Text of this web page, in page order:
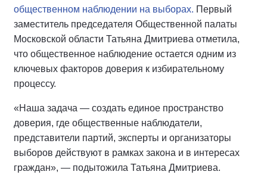
общественном наблюдении на выборах. Первый
заместитель председателя Общественной палаты
Московской области Татьяна Дмитриева отметила,
что общественное наблюдение остается одним из
ключевых факторов доверия к избирательному
процессу.
«Наша задача — создать единое пространство
доверия, где общественные наблюдатели,
представители партий, эксперты и организаторы
выборов действуют в рамках закона и в интересах
граждан», — подытожила Татьяна Дмитриева.